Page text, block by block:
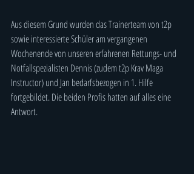
Aus diesem Grund wurden das Trainerteam von t2p
sowie interessierte Schüler am vergangenen
Wochenende von unseren erfahrenen Rettungs- und
Notfallspezialisten Dennis (zudem t2p Krav Maga
Instructor) und Jan bedarfsbezogen in 1. Hilfe
fortgebildet. Die beiden Profis hatten auf alles eine
Antwort.